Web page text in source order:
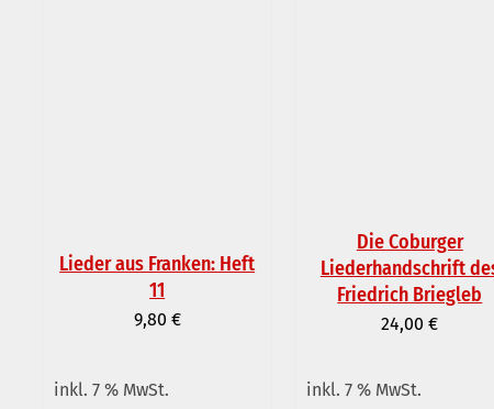
Lieder aus Franken: Heft
11
9,80 €
inkl. 7 % MwSt. IN DEN WARENKORB
Die Coburger
Liederhandschrift
Friedrich Briegleb
24,00€
inkl. 7 % MwSt.